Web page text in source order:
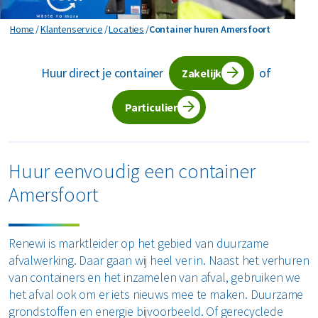
Horeca en recreatie
Industrie
Logistiek
Zakelijke dienstverlening
Interne inzamelmiddelen
Circulaire diensten
Circulair+
Gevaarlijk afval
Groen- en tuinafval
Matrassen
Papier en karton
PMD
Puin
Mineralen
ons
Home Klantenservice Locaties Container huren Amersfoort
Container huren Amersfoort
Huur direct je container Zakelijk of
Particulier
Huur eenvoudig een container
Amersfoort
Renewi is marktleider op het gebied van duurzame
afvalwerking. Daar gaan wij heel ver in. Naast het verhuren
van containers en het inzamelen van afval, gebruiken we
het afval ook om er iets nieuws mee te maken. Duurzame
grondstoffen en energie bijvoorbeeld. Of gerecyclede